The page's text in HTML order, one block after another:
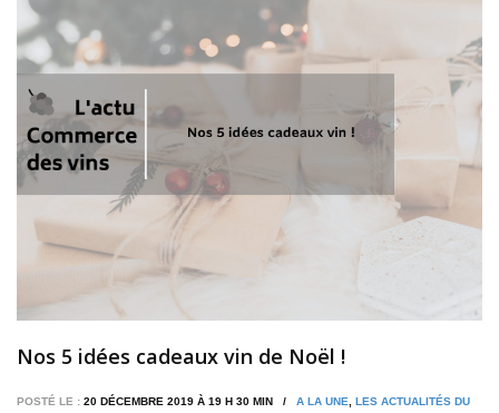
Nos 5 idées cadeaux vin de Noël !
POSTÉ LE : 20 DÉCEMBRE 2019 À 19 H 30 MIN / A LA UNE
LES ACTUALITÉS DU